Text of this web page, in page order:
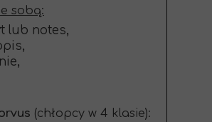
sobą:
lub notes,
(chłopcy w 4 klasie):